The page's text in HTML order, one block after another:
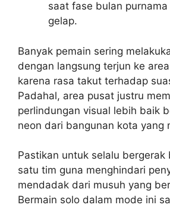
saat fase bulan
gelap.
Banyak pemain sering
dengan langsung terjun ke
karena rasa takut terhadap
Padahal, area pusat justru
perlindungan visual lebih baik
neon dari bangunan kota yang
Pastikan untuk selalu bergerak
satu tim guna menghindari
mendadak dari musuh yang
Bermain solo dalam mode ini